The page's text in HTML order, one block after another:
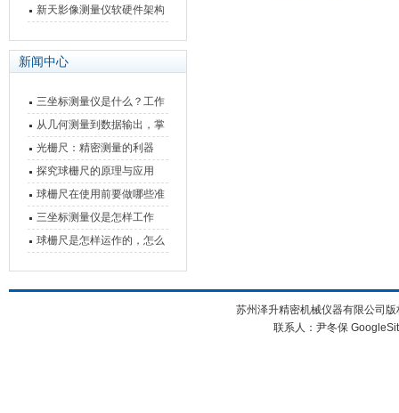
从开机到出报告，新手也能
新天影像测量仪软硬件架构
新闻中心
三坐标测量仪是什么？工作
原理、分类与核心功能一次
讲清
从几何测量到数据输出，掌
握万濠影像测量仪的六大核
心能力
光栅尺：精密测量的利器
探究球栅尺的原理与应用
球栅尺在使用前要做哪些准
备工作？
三坐标测量仪是怎样工作
的，功能有什么优势？
球栅尺是怎样运作的，怎么
苏州泽升精密机械仪器有限公司
联系人：尹冬保